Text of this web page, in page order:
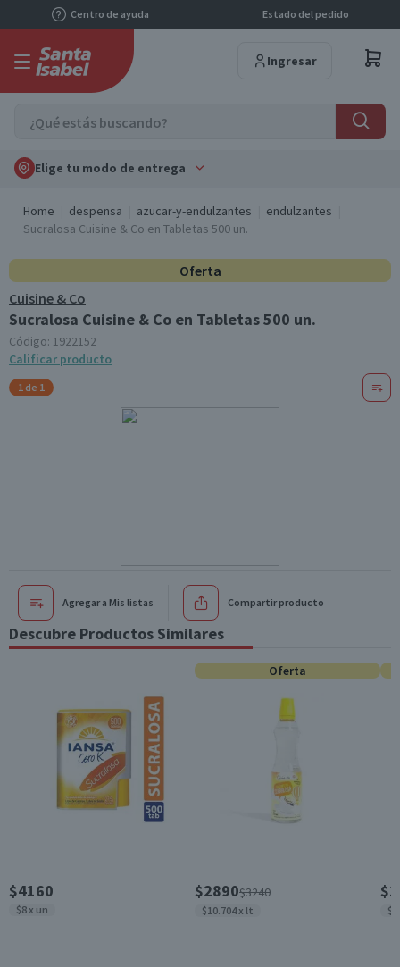
Centro de ayuda Estado del pedido
Ingresar
Elige tu modo de entrega
Home despensa azucar-y-endulzantes
endulzantes
Sucralosa Cuisine & Co en Tabletas 500 un.
Oferta
Cuisine & Co
Sucralosa Cuisine & Co en Tabletas 500 un.
Código: 1922152
Calificar producto
1 de 1
Agregar a Mis listas Compartir producto
Descubre Productos Similares
$4160
$8 x un
Oferta
$2890$3240
$10.704 x lt